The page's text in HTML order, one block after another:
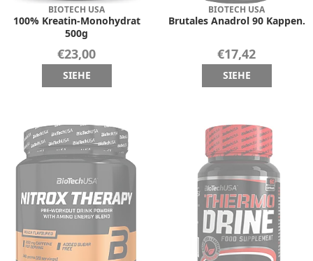
BIOTECH USA
100% Kreatin-Monohydrat
500g
€23,00
SIEHE
BIOTECH USA
Brutales Anadrol 90 Kappen.
€17,42
SIEHE